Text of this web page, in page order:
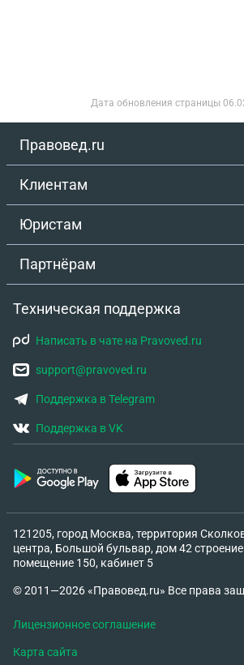
Дата обновления страницы
Правовед.ru
Клиентам
Юристам
Партнёрам
Техническая поддержка
Написать в чате на Pravoved.ru
support@pravoved.ru
Поддержка в Telegram
Поддержка в VK
121205, город Москва, территория
центра, Большой бульвар, дом 42
помещение 150, кабинет 5
© 2011—2026 «Правовед.ru» Все права
Лицензионное соглашение
Карта сайта